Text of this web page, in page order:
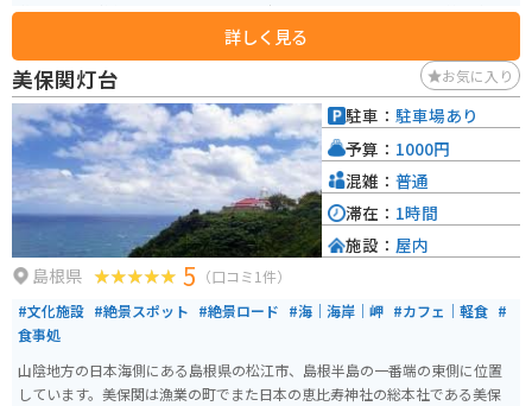
黄、茶色など鮮やかな色合いを見せ、時刻や天候によって異なる表情を楽し
荒波が作り出した雄大な景観を間近に観察できる「赤壁遊覧船」も人気で
す。
詳しく見る
美保関灯台 お気に入り
島根県 5 （口コミ1件）
#文化施設 #絶景スポット #絶景ロード #海｜海岸｜岬 #カフェ｜軽食 #
食事処
山陰地方の日本海側にある島根県の松江市、島根半島の一番端の東側に位置
しています。美保関は漁業の町でまた日本の恵比寿神社の総本社である美保
駐車： 駐車場あり
予算： 1000円
混雑： 普通
滞在： 1時間
施設： 屋内